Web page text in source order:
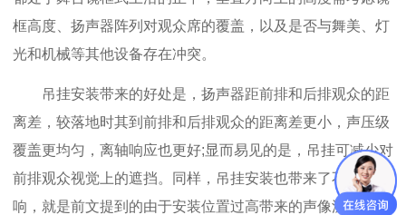
框高度、扬声器阵列对观众席的覆盖，以及是否与舞美、灯
光和机械等其他设备存在冲突。
吊挂安装带来的好处是，扬声器距前排和后排观众的距
离差，较落地时其到前排和后排观众的距离差更小，声压级
覆盖更均匀，离轴响应也更好;显而易见的是，吊挂可减少对
前排观众视觉上的遮挡。同样，吊挂安装也带来了不好的影
响，就是前文提到的由于安装位置过高带来的声像漂移问